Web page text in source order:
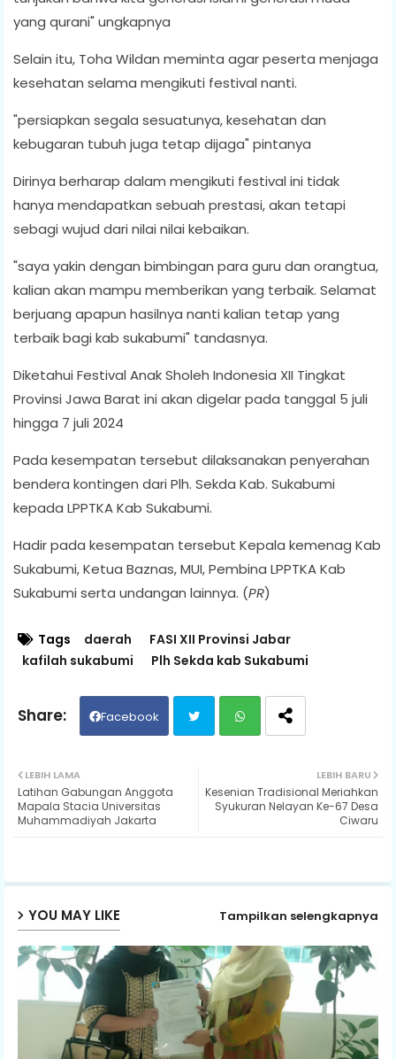
yang qurani" ungkapnya
Selain itu, Toha Wildan meminta agar peserta menjaga
kesehatan selama mengikuti festival nanti.
"persiapkan segala sesuatunya, kesehatan dan
kebugaran tubuh juga tetap dijaga" pintanya
Dirinya berharap dalam mengikuti festival ini tidak
hanya mendapatkan sebuah prestasi, akan tetapi
sebagi wujud dari nilai nilai kebaikan.
"saya yakin dengan bimbingan para guru dan orangtua,
kalian akan mampu memberikan yang terbaik. Selamat
berjuang apapun hasilnya nanti kalian tetap yang
terbaik bagi kab sukabumi" tandasnya.
Diketahui Festival Anak Sholeh Indonesia XII Tingkat
Provinsi Jawa Barat ini akan digelar pada tanggal 5 juli
hingga 7 juli 2024
Pada kesempatan tersebut dilaksanakan penyerahan
bendera kontingen dari Plh. Sekda Kab. Sukabumi
kepada LPPTKA Kab Sukabumi.
Hadir pada kesempatan tersebut Kepala kemenag Kab
Sukabumi, Ketua Baznas, MUI, Pembina LPPTKA Kab
Sukabumi serta undangan lainnya. (PR)
Tags daerah
FASI XII Provinsi Jabar
kafilah sukabumi
Plh Sekda kab Sukabumi
Facebook
ats
LEBIH BARU
Kesenian Tradisional Meriahkan
Syukuran Nelayan Ke-67 Desa
Ciwaru
LEBIH LAMA
Latihan Gabungan Anggota
Mapala Stacia Universitas
Muhammadiyah Jakarta
YOU MAY LIKE Tampilkan selengkapnya